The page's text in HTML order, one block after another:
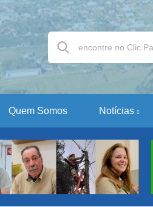
Quem Somos Notícias